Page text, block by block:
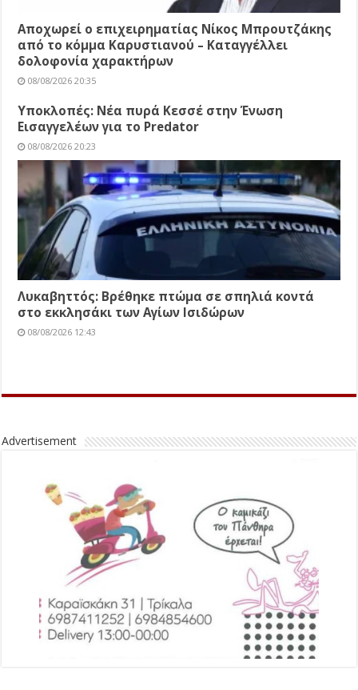
Αποχωρεί ο επιχειρηματίας Νίκος Μπρουτζάκης
από το κόμμα Καρυστιανού – Καταγγέλλει
δολοφονία χαρακτήρων
08/08/2026 20:35
Υποκλοπές: Νέα πυρά Κεσσέ στην Ένωση
Εισαγγελέων για το Predator
08/08/2026 20:23
Λυκαβηττός: Βρέθηκε πτώμα σε σπηλιά κοντά
στο εκκλησάκι των Αγίων Ισιδώρων
08/08/2026 12:43
Advertisement